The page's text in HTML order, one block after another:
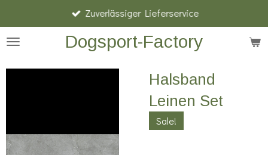
Hauptinhalt
springen
Dogsport-Factory
Zuverlässiger Lieferservice
Halsband
Leinen Set
Sale!